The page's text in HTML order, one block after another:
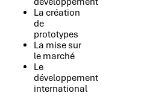
La création
de
prototypes
La mise sur
le marché
Le
développement
international